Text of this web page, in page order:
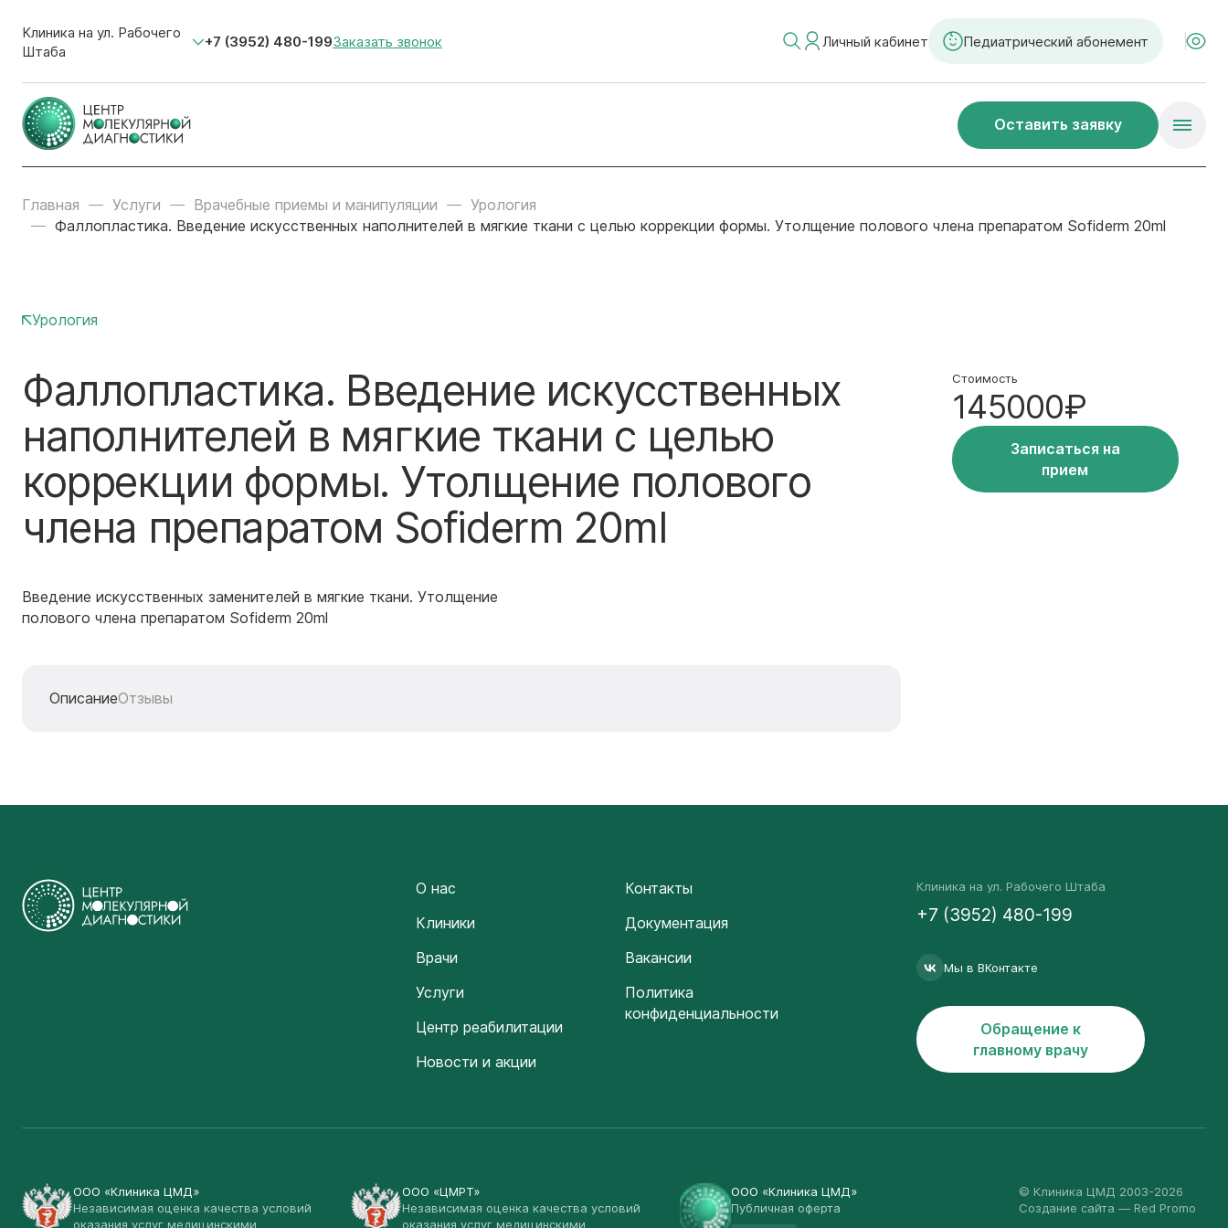
Клиника на ул. Рабочего
Штаба
+7 (3952) 480-199Заказать звонок Личный кабинет Педиатрический абонемент
Оставить заявку
Главная Услуги Врачебные приемы и манипуляции
Урология
Фаллопластика. Введение искусственных наполнителей в мягкие ткани с целью коррекции формы. Утолщение полового члена препаратом Sofiderm 20ml
Урология
Фаллопластика. Введение искусственных
наполнителей в мягкие ткани с целью
коррекции формы. Утолщение полового
члена препаратом Sofiderm 20ml
Введение искусственных заменителей в мягкие ткани. Утолщение
полового члена препаратом Sofiderm 20ml
ОписаниеОтзывы
Стоимость
145000₽
Записаться на
прием
О нас
Клиники
Врачи
Услуги
Центр реабилитации
Новости и акции
Контакты
Документация
Вакансии
Политика
конфиденциальности
Клиника на ул. Рабочего Штаба
+7 (3952) 480-199
Мы в ВКонтакте
Обращение к
главному врачу
ООО «Клиника ЦМД»
Независимая оценка качества условий
оказания услуг медицинскими
ООО «ЦМРТ»
Независимая оценка качества условий
оказания услуг медицинскими
ООО «Клиника ЦМД»
Публичная оферта
© Клиника ЦМД 2003-2026
Создание сайта — Red Promo